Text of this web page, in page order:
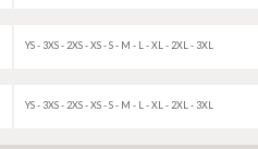
YS - 3XS - 2XS - XS - S - M - L - XL - 2XL - 3XL
YS - 3XS - 2XS - XS - S - M - L - XL - 2XL - 3XL